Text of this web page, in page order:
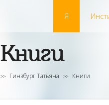
Я
Книги
>> Гинзбург Татьяна >> Книги